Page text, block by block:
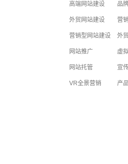
高端网站建设
外贸网站建设
营销型网站建设
网站推广
网站托管
VR全景营销
品
营
外
虚
宣
产